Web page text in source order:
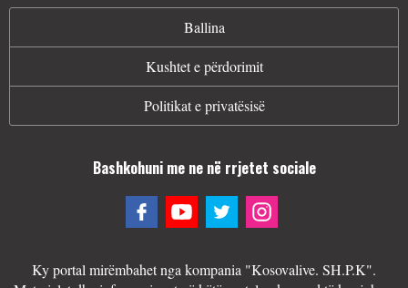
Ballina
Kushtet e përdorimit
Politikat e privatësisë
Bashkohuni me ne në rrjetet sociale
Ky portal mirëmbahet nga kompania "Kosovalive. SH.P.K".